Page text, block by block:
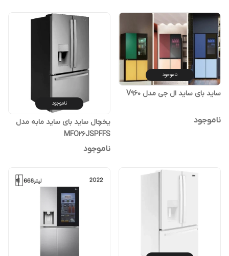
ناموجود
ساید بای ساید ال جی مدل V960
ناموجود
ناموجود
یخچال ساید بای ساید مابه مدل
MFO26JSPFFS
ناموجود